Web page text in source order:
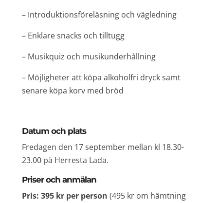
– Introduktionsföreläsning och vägledning
– Enklare snacks och tilltugg
– Musikquiz och musikunderhållning
– Möjligheter att köpa alkoholfri dryck samt
senare köpa korv med bröd
Datum och plats
Fredagen den 17 september mellan kl 18.30-
23.00 på Herresta Lada.
Priser och anmälan
Pris: 395 kr per person (495 kr om hämtning